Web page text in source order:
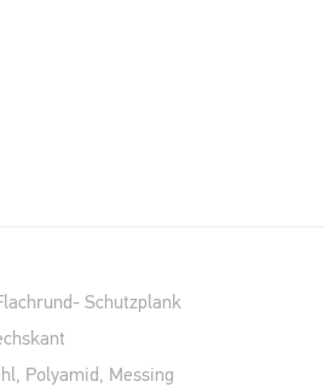
Schutzplank
Polyamid, Messing